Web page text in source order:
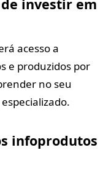
investir em
acesso a
e produzidos por
no seu
infoprodutos